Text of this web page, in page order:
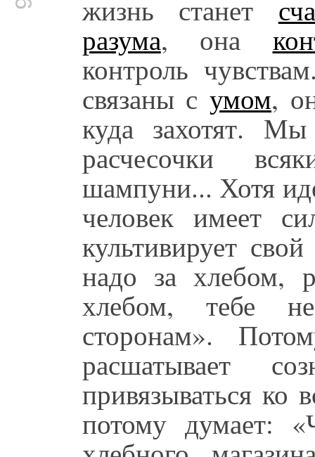
жизнь станет
разума, она
контроль
связаны сумом,
куда захотят.
расчесочки
шампуни... Хотя
человек имеет
культивирует
надо за хлебом,
хлебом, тебе
сторонам».
расшатывает
привязываться ко
потому думает: